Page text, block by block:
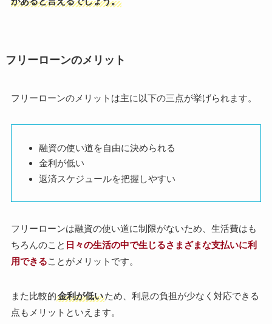
フリーローンのメリット
フリーローンのメリットは主に以下の三点が挙げられます。
融資の使い道を自由に決められる
金利が低い
返済スケジュールを把握しやすい
フリーローンは融資の使い道に制限がないため、生活費はも
ちろんのこと 日々の生活の中で生じるさまざまな支払いに利
用できることがメリットです。
また比較的金利が低いため、利息の負担が少なく対応できる
点もメリットといえます。